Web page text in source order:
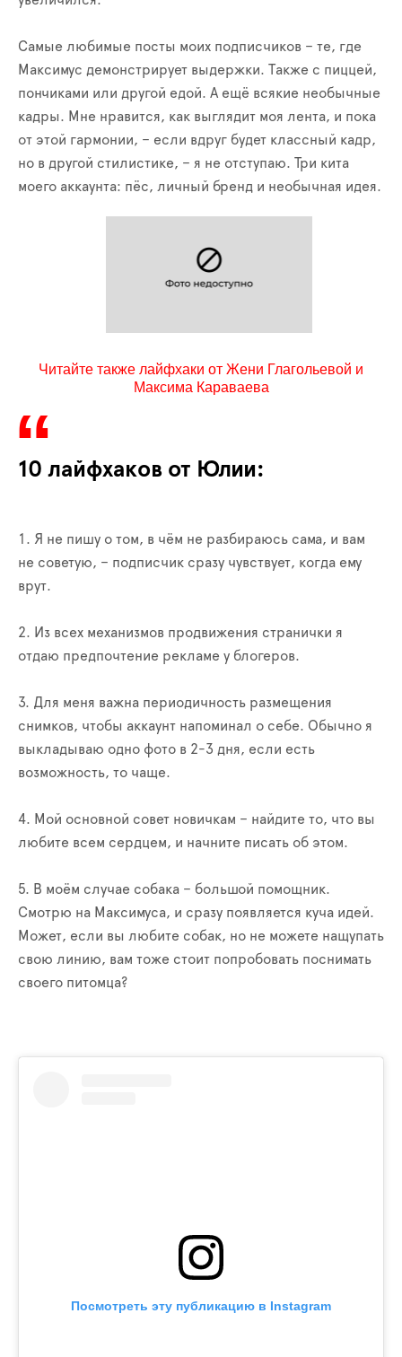
Самые любимые посты моих подписчиков – те, где
Максимус демонстрирует выдержки. Также с пиццей,
пончиками или другой едой. А ещё всякие необычные
кадры. Мне нравится, как выглядит моя лента, и пока
от этой гармонии, – если вдруг будет классный кадр,
но в другой стилистике, – я не отступаю. Три кита
моего аккаунта: пёс, личный бренд и необычная идея.
Читайте также лайфхаки от Жени Глагольевой и
Максима Караваева
10 лайфхаков от Юлии:
1. Я не пишу о том, в чём не разбираюсь сама, и вам
не советую, – подписчик сразу чувствует, когда ему
врут.
2. Из всех механизмов продвижения странички я
отдаю предпочтение рекламе у блогеров.
3. Для меня важна периодичность размещения
снимков, чтобы аккаунт напоминал о себе. Обычно я
выкладываю одно фото в 2-3 дня, если есть
возможность, то чаще.
4. Мой основной совет новичкам – найдите то, что вы
любите всем сердцем, и начните писать об этом.
5. В моём случае собака – большой помощник.
Смотрю на Максимуса, и сразу появляется куча идей.
Может, если вы любите собак, но не можете нащупать
свою линию, вам тоже стоит попробовать поснимать
своего питомца?
Посмотреть эту публикацию в Instagram